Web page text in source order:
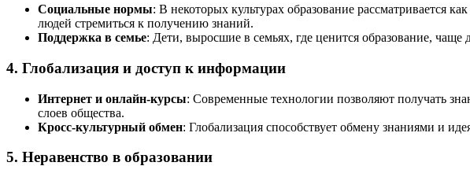
Социальные нормы: В некоторых культурах образование рассматривается
людей стремиться к получению знаний.
Поддержка в семье: Дети, выросшие в семьях, где ценится образование, чаще
4. Глобализация и доступ к информации
Интернет и онлайн-курсы: Современные технологии позволяют получать
слоев общества.
Кросс-культурный обмен: Глобализация способствует обмену знаниями и
5. Неравенство в образовании